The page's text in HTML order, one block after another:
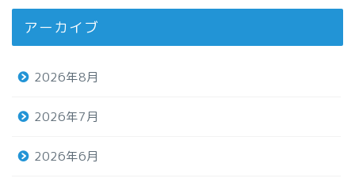
アーカイブ
2026年8月
2026年7月
2026年6月